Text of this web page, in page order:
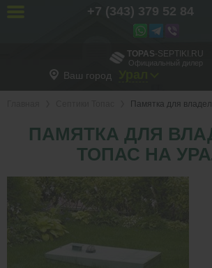
TOPAS-SEPTIKI.RU
Официальный дилер
Ваш город
Памятка для
ПАМЯТКА ДЛЯ
ТОПАС НА
+7 (343) 379 52 84